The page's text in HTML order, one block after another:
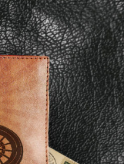
Aggiungi
alla lista
dei
desideri